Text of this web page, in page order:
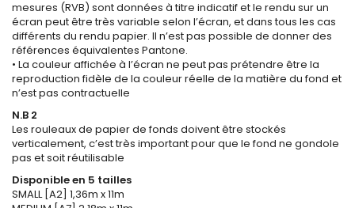
mesures (RVB) sont données à titre indicatif et le rendu sur un
écran peut être très variable selon l’écran, et dans tous les cas
différents du rendu papier. Il n’est pas possible de donner des
références équivalentes Pantone.
• La couleur affichée à l’écran ne peut pas prétendre être la
reproduction fidèle de la couleur réelle de la matière du fond et
n’est pas contractuelle
N.B 2
Les rouleaux de papier de fonds doivent être stockés
verticalement, c’est très important pour que le fond ne gondole
pas et soit réutilisable
Disponible en 5 tailles
SMALL [A2] 1,36m x 11m